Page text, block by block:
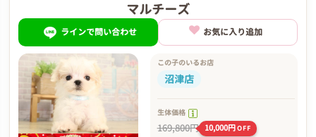
マルチーズ
ラインで問い合わせ お気に入り追加
この子のいるお店
沼津店
生体価格
169,800円 10,000円OFF